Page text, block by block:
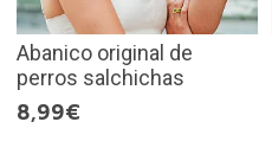
Abanico original de
perros salchichas
8,99€